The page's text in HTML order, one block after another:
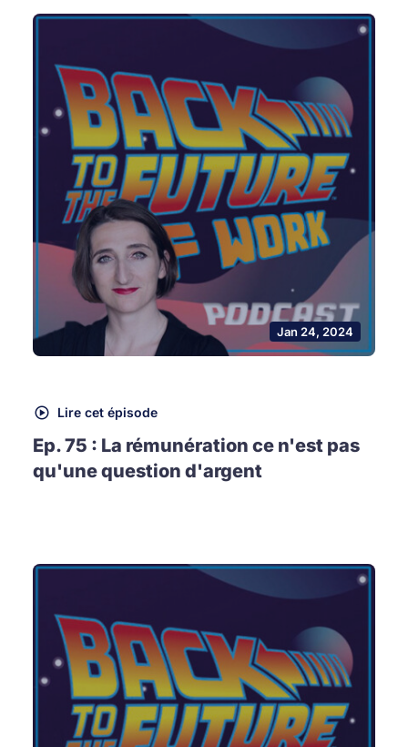
Jan 24, 2024
Lire cet épisode
Ep. 75 : La rémunération ce n'est pas
qu'une question d'argent